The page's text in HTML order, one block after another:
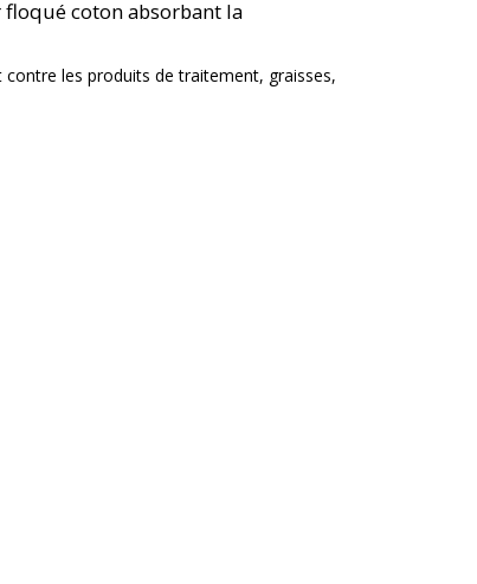
coton absorbant la
les produits de traitement, graisses,